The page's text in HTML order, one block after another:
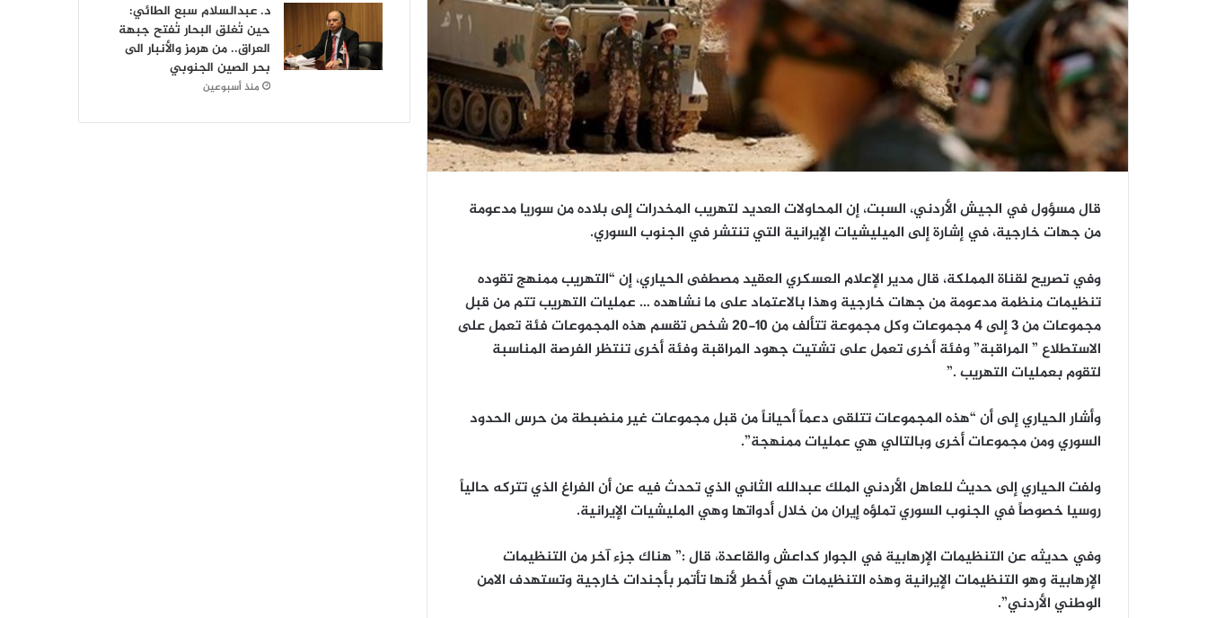
قال مسؤول في الجيش الأردني، السبت، إن المحاولات العديد لتهريب المخدرات إلى بلاده من سوريا مدعومة
من جهات خارجية، في إشارة إلى الميليشيات الإيرانية التي تنتشر في الجنوب السوري.
وفي تصريح لقناة المملكة، قال مدير الإعلام العسكري العقيد مصطفى الحياري، إن “التهريب ممنهج تقوده
تنظيمات منظمة مدعومة من جهات خارجية وهذا بالاعتماد على ما نشاهده … عمليات التهريب تتم من قبل
مجموعات من 3 إلى 4 مجموعات وكل مجموعة تتألف من 10-20 شخص تقسم هذه المجموعات فئة تعمل على
الاستطلاع ” المراقبة” وفئة أخرى تعمل على تشتيت جهود المراقبة وفئة أخرى تنتظر الفرصة المناسبة
لتقوم بعمليات التهريب .”
وأشار الحياري إلى أن “هذه المجموعات تتلقى دعماً أحياناً من قبل مجموعات غير منضبطة من حرس الحدود
السوري ومن مجموعات أخرى وبالتالي هي عمليات ممنهجة”.
ولفت الحياري إلى حديث للعاهل الأردني الملك عبدالله الثاني الذي تحدث فيه عن أن الفراغ الذي تتركه حالياً
روسيا خصوصاً في الجنوب السوري تملؤه إيران من خلال أدواتها وهي المليشيات الإيرانية.
وفي حديثه عن التنظيمات الإرهابية في الجوار كداعش والقاعدة، قال :” هناك جزء آخر من التنظيمات
الإرهابية وهو التنظيمات الإيرانية وهذه التنظيمات هي أخطر لأنها تأتمر بأجندات خارجية وتستهدف الامن
الوطني الأردني”.
د. عبدالسلام سبع الطائي:
حين تُغلق البحار تُفتح جبهة
العراق.. من هرمز والأنبار الى
بحر الصين الجنوبي
منذ أسبوعين